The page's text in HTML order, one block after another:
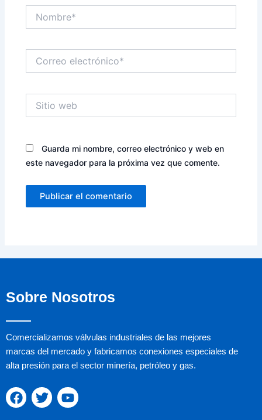
electrónico*
web
Guarda mi nombre, correo electrónico y web en
este navegador para la próxima vez que comente.
Sobre Nosotros
Comercializamos válvulas industriales de las mejores
marcas del mercado y fabricamos conexiones especiales de
alta presión para el sector minería, petróleo y gas.
F
a
T
w
Y
o